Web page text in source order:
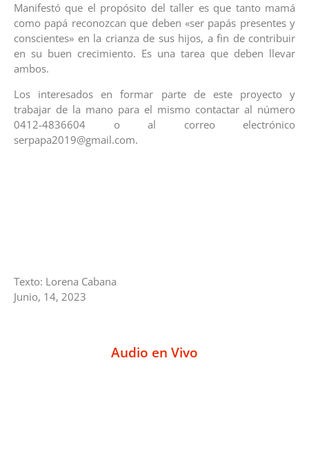
Manifestó que el propósito del taller es que tanto mamá
como papá reconozcan que deben «ser papás presentes y
conscientes» en la crianza de sus hijos, a fin de contribuir
en su buen crecimiento. Es una tarea que deben llevar
ambos.
Los interesados en formar parte de este proyecto y
trabajar de la mano para el mismo contactar al número
0412-4836604 o al correo electrónico
serpapa2019@gmail.com.
Texto: Lorena Cabana
Junio, 14, 2023
Audio en Vivo